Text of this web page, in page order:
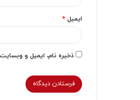
ایمیل *
ذخیره نام، ایمیل و